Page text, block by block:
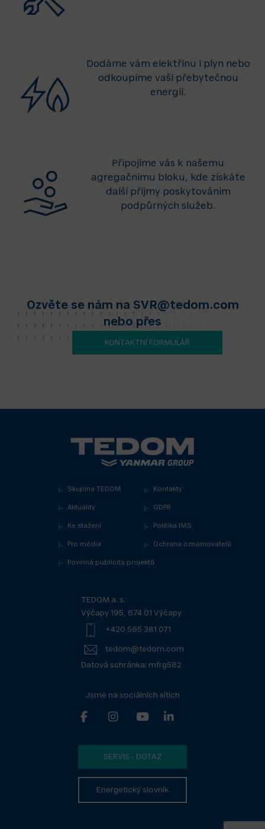
Dodáme vám elektřinu i plyn nebo
odkoupíme vaši přebytečnou
energii.
Připojíme vás k našemu
agregačnímu bloku, kde získáte
další příjmy poskytováním
podpůrných služeb.
Ozvěte se nám na SVR@tedom.com
nebo přes
KONTAKTNÍ FORMULÁŘ
Skupina TEDOM Kontakty
Aktuality GDPR
Ke stažení Politika IMS
Pro média Ochrana oznamovatelů
Povinná publicita projektů
TEDOM a. s.
Výčapy 195, 674 01 Výčapy
+420 565 381 071
tedom@tedom.com
Datová schránka: mfrg582
Jsme na sociálních sítích
SERVIS - DOTAZ
Energetický slovník